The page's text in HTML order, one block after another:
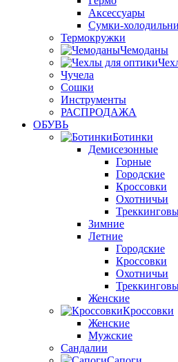
Аксессуары
Сумки-
Термокружки
Чемоданы
Чучела
Сошки
Инструменты
РАСПРОДАЖА
ОБУВЬ
Ботинки
Демисезонные
Горные
Городские
Кроссовки
Охотничьи
Зимние
Летние
Городские
Кроссовки
Охотничьи
Женские
Кроссовки
Женские
Мужские
Сандалии